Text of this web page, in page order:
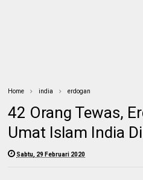
Home india erdogan
42 Orang Tewas,
Umat Islam India
Sabtu, 29 Februari 2020